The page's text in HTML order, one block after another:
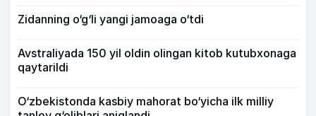
Zidanning o‘g‘li yangi jamoaga o‘tdi
Avstraliyada 150 yil oldin olingan kitob kutubxonaga
qaytarildi
O‘zbekistonda kasbiy mahorat bo‘yicha ilk milliy